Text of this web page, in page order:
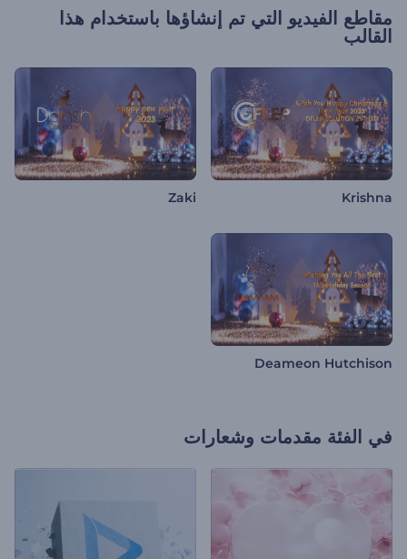
مقاطع الفيديو التي تم إنشاؤها باستخدام هذا
القالب
Krishna
Zaki
Deameon Hutchison
في الفئة مقدمات وشعارات